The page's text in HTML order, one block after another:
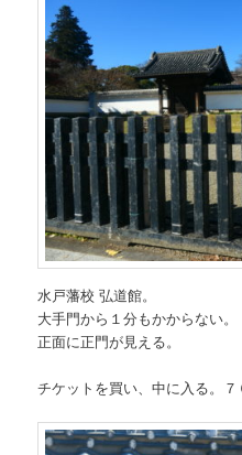
水戸藩校 弘道館。
大手門から１分もかからない。
正面に正門が見える。
チケットを買い、中に入る。７